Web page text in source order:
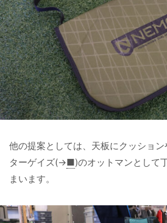
他の提案としては、天板にクッショ
ターゲイズ(→■)のオットマンとして
まいます。